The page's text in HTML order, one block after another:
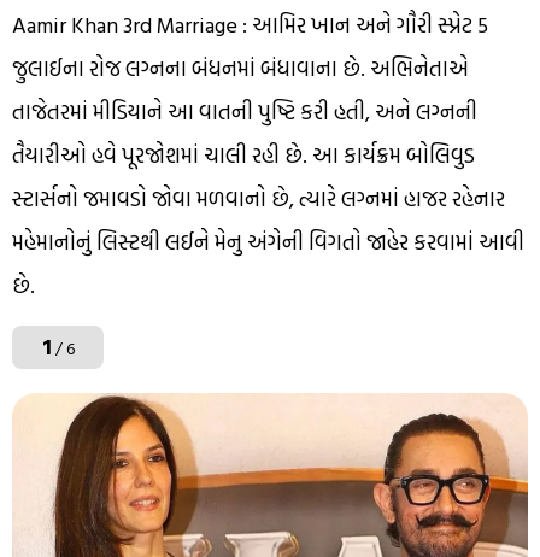
Aamir Khan 3rd Marriage : આમિર ખાન અને ગૌરી સ્પ્રેટ 5
જુલાઈના રોજ લગ્નના બંધનમાં બંધાવાના છે. અભિનેતાએ
તાજેતરમાં મીડિયાને આ વાતની પુષ્ટિ કરી હતી, અને લગ્નની
તૈયારીઓ હવે પૂરજોશમાં ચાલી રહી છે. આ કાર્યક્રમ બોલિવુડ
સ્ટાર્સનો જમાવડો જોવા મળવાનો છે, ત્યારે લગ્નમાં હાજર રહેનાર
મહેમાનોનું લિસ્ટથી લઈને મેનુ અંગેની વિગતો જાહેર કરવામાં આવી
છે.
1/ 6